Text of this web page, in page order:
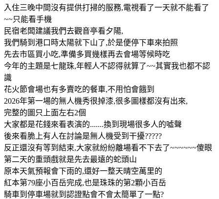
入住三晚中間沒有提供打掃的服務,電視看了一天就不能看了
~~只能看手機
民宿老闆建議我們去觀音亭看夕陽,
我們騎到港口時太陽就下山了,於是便停下車來拍照
先去市區買小吃,準備多買幾樣再去會場等候時吃
今年的主題是七龍珠,年輕人不認得就算了~~其實我也都不認
識
花火節會場也有多賣吃的餐車,不用怕會餓到
2026年第一場的無人機秀很掉漆,很多圖樣都沒有出來,
完整的圖只上面左右2個
大家都是花錢來看表演的.......換到現場很多人的噓聲
後來看脆上有人在討論是無人機受到干擾?????
反正還沒有等到結束,大家就紛紛離場看不下去了~~~~~~傻眼
第二天的重頭戲就是先去最遠的蛇頭山
原本天氣預報會下雨的,還好一整天晴空萬里的
紅本第79座小百岳完成,也是珠珠的第2顆小百岳
騎車到停車場就到認證點會不會太簡單了一點?